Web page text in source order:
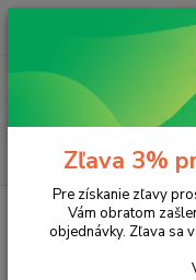
Tonery a náplne do
Maxify MB
Zľava 3%
Pre získanie zľavy
Vám obratom
objednávky. Zľava sa